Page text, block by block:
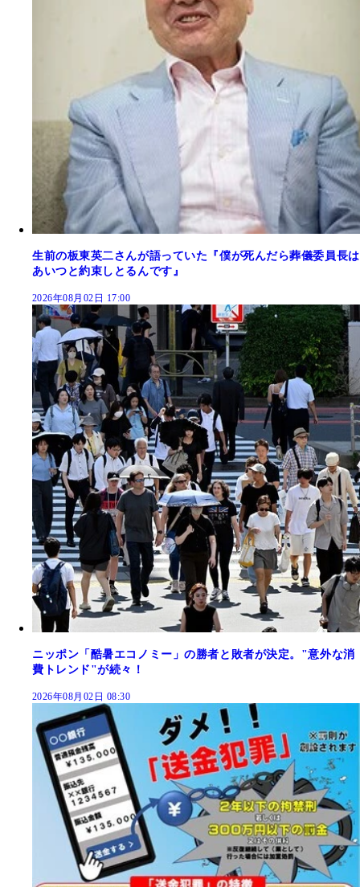
生前の板東英二さんが語っていた『僕が死んだら葬儀委員長は
あいつと約束しとるんです』
2026年08月02日 17:00
ニッポン「酷暑エコノミー」の勝者と敗者が決定。"意外な消
費トレンド"が続々！
2026年08月02日 08:30